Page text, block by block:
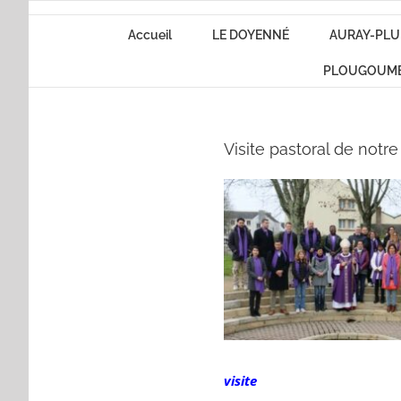
Passer
Accueil LE DOYENNÉ AURAY-
Visite pastoral de
visite